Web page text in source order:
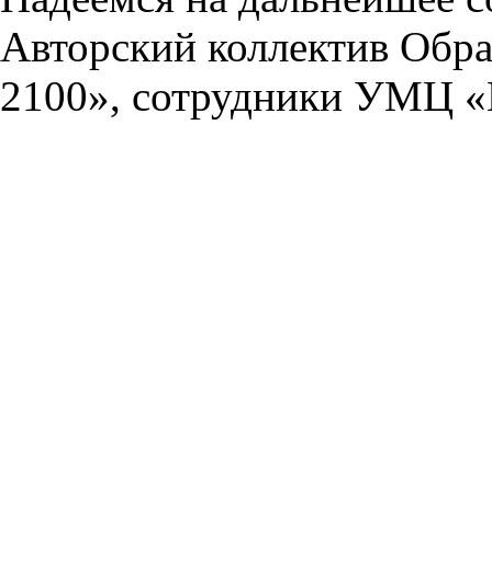
Авторский коллектив
2100», сотрудники УМЦ